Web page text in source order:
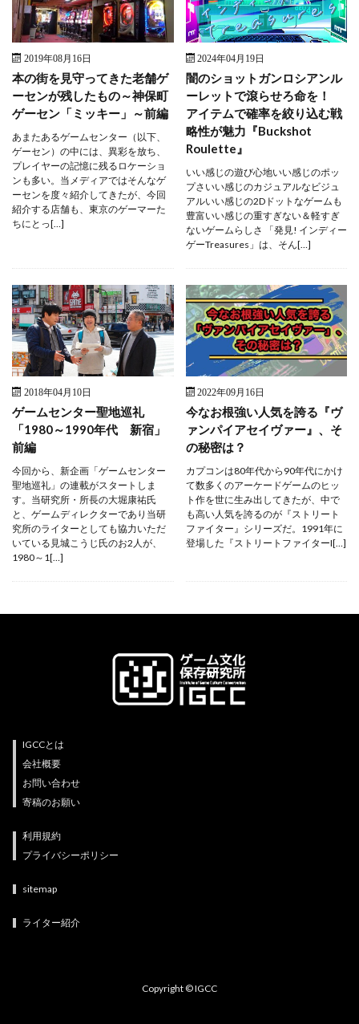
2019年08月16日
本の街を見守ってきた老舗ゲ
ーセンが残したもの～神保町
ゲーセン「ミッキー」～前編
あまたあるゲームセンター（以下、
ゲーセン）の中には、異彩を放ち、
プレイヤーの記憶に残るロケーショ
ンも多い。当メディアではそんなゲ
ーセンを度々紹介してきたが、今回
紹介する店舗も、東京のゲーマーた
ちにとっ[…]
2024年04月19日
闇のショットガンロシアンル
ーレットで滾らせろ命を！
アイテムで確率を絞り込む戦
略性が魅力『Buckshot
Roulette』
いい感じの遊び心地いい感じのポッ
プさいい感じのカジュアルなビジュ
アルいい感じの2Dドットなゲームも
豊富いい感じの重すぎない＆軽すぎ
ないゲームらしさ 「発見! インディー
ゲーTreasures」は、そん[…]
2018年04月10日
ゲームセンター聖地巡礼
「1980～1990年代 新宿」
前編
今回から、新企画「ゲームセンター
聖地巡礼」の連載がスタートしま
す。当研究所・所長の大堀康祐氏
と、ゲームディレクターであり当研
究所のライターとしても協力いただ
いている見城こうじ氏のお2人が、
1980～1[…]
2022年09月16日
今なお根強い人気を誇る『ヴ
ァンパイアセイヴァー』、そ
の秘密は？
カプコンは80年代から90年代にかけ
て数多くのアーケードゲームのヒッ
ト作を世に生み出してきたが、中で
も高い人気を誇るのが『ストリート
ファイター』シリーズだ。1991年に
登場した『ストリートファイターI[…]
IGCCとは
会社概要
お問い合わせ
寄稿のお願い
利用規約
プライバシーポリシー
sitemap
ライター紹介
Copyright © IGCC